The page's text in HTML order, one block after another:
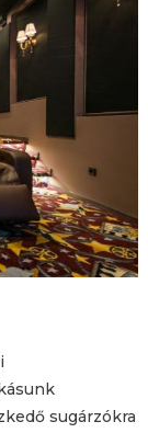
sugárzókra